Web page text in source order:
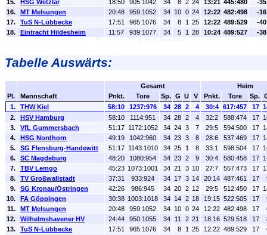
15.
HSG Wetzlar 18:50 905:1042 34 8 2 24 13:21 445:480
-35
16.
MT Melsungen 20:48 959:1052 34 10 0 24 12:22 482:498
-16
17.
TuS N-Lübbecke 17:51 965:1076 34 8 1 25 12:22 489:529
-40
18.
Eintracht Hildesheim 11:57 939:1077 34 5 1 28 10:24 489:527 -38
Tabelle Auswärts:
Pl. Mannschaft
Gesamt
Heim
Pnkt.
Tore Sp. G U V Pnkt. Tore Sp.
1.
THW Kiel 58:10 1237:976 34 28 2 4 30:4 617:457 17
2.
HSV Hamburg 58:10 1114:951 34 28 2 4 32:2 588:474 17
3.
VfL Gummersbach 51:17 1172:1052 34 24 3 7 29:5 594:500 17
4.
HSG Nordhorn 49:19 1042:960 34 23 3 8 28:6 537:469 17
5.
SG Flensburg-Handewitt 51:17 1143:1010 34 25 1 8 33:1 598:504 17
6.
SC Magdeburg 48:20 1080:954 34 23 2 9 30:4 580:458 17
7.
TBV Lemgo 45:23 1073:1001 34 21 3 10 27:7 557:473 17
8.
TV Großwallstadt 37:31 933:924 34 17 3 14 20:14 487:461 17
9.
SG Kronau/Östringen 42:26 986:945 34 20 2 12 29:5 512:450 17
10.
FA Göppingen 30:38 1003:1018 34 14 2 18 19:15 522:505 17
11.
MT Melsungen 20:48 959:1052 34 10 0 24 12:22 482:498 17
12.
Wilhelmshavener HV 24:44 950:1055 34 11 2 21 18:16 529:518 17
13.
TuS N-Lübbecke 17:51 965:1076 34 8 1 25 12:22 489:529 17